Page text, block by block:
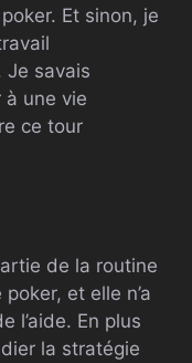
Et sinon, je
Je savais
à une vie
ce tour
de la routine
et elle n’a
l’aide. En plus
la stratégie